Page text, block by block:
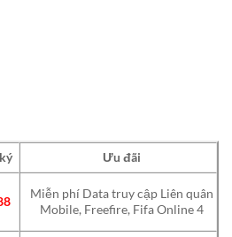
Ưu đãi
Miễn phí Data truy cập Liên quân
Mobile, Freefire, Fifa Online 4